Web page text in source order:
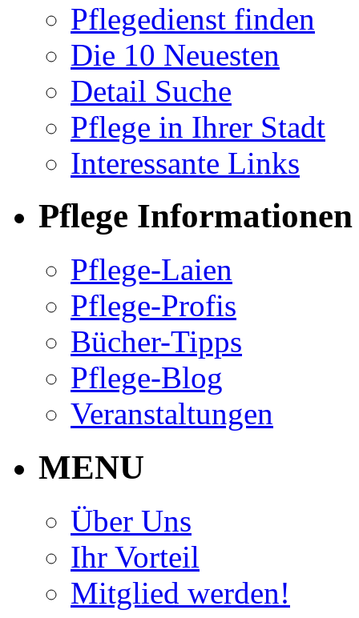
Pflegedienst finden
Die 10 Neuesten
Detail Suche
Pflege in Ihrer Stadt
Interessante Links
Pflege Informationen
Pflege-Laien
Pflege-Profis
Bücher-Tipps
Pflege-Blog
Veranstaltungen
MENU
Über Uns
Ihr Vorteil
Mitglied werden!